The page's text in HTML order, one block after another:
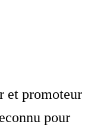
et promoteur
pour